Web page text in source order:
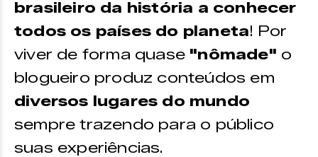
brasileiro da história a conhecer
todos os países do planeta! Por
viver de forma quase "nômade" o
blogueiro produz conteúdos em
diversos lugares do mundo
sempre trazendo para o público
suas experiências.